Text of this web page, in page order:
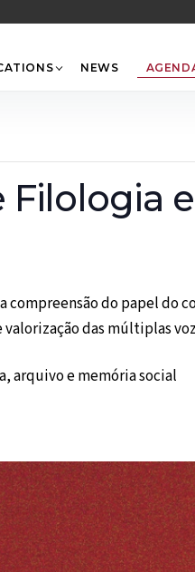
NEWS
do papel do
das múltiplas
arquivo e memória social
Top